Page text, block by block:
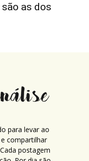
as dos
para levar ao
compartilhar
postagem